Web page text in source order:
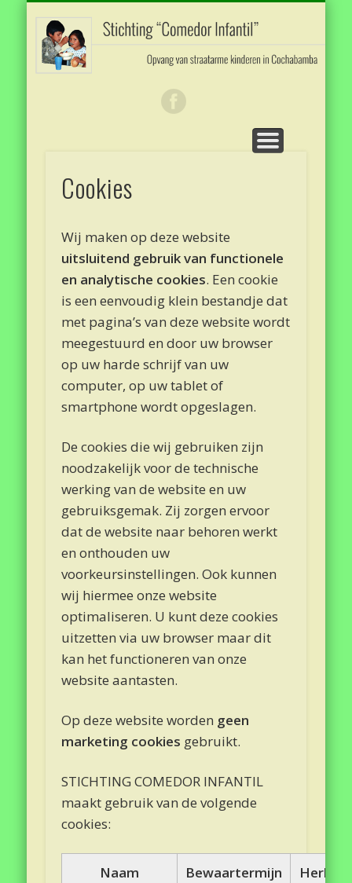
Infantil
Cookies
Wij maken op deze website
uitsluitend gebruik van functionele
en analytische cookies. Een cookie
is een eenvoudig klein bestandje dat
met pagina’s van deze website wordt
meegestuurd en door uw browser
op uw harde schrijf van uw
computer, op uw tablet of
smartphone wordt opgeslagen.
De cookies die wij gebruiken zijn
noodzakelijk voor de technische
werking van de website en uw
gebruiksgemak. Zij zorgen ervoor
dat de website naar behoren werkt
en onthouden uw
voorkeursinstellingen. Ook kunnen
wij hiermee onze website
optimaliseren. U kunt deze cookies
uitzetten via uw browser maar dit
kan het functioneren van onze
website aantasten.
Op deze website worden geen
marketing cookies gebruikt.
STICHTING COMEDOR INFANTIL
maakt gebruik van de volgende
cookies:
Naam Bewaartermijn